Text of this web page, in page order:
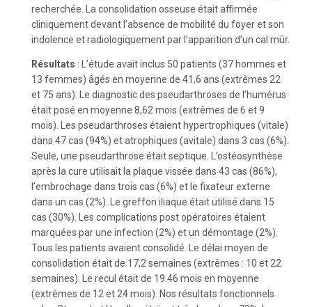
recherchée. La consolidation osseuse était affirmée
cliniquement devant l’absence de mobilité du foyer et son
indolence et radiologiquement par l’apparition d’un cal mûr.
Résultats : L’étude avait inclus 50 patients (37 hommes et
13 femmes) âgés en moyenne de 41,6 ans (extrêmes 22
et 75 ans). Le diagnostic des pseudarthroses de l’humérus
était posé en moyenne 8,62 mois (extrêmes de 6 et 9
mois). Les pseudarthroses étaient hypertrophiques (vitale)
dans 47 cas (94%) et atrophiques (avitale) dans 3 cas (6%).
Seule, une pseudarthrose était septique. L’ostéosynthèse
après la cure utilisait la plaque vissée dans 43 cas (86%),
l’embrochage dans trois cas (6%) et le fixateur externe
dans un cas (2%). Le greffon iliaque était utilisé dans 15
cas (30%). Les complications post opératoires étaient
marquées par une infection (2%) et un démontage (2%).
Tous les patients avaient consolidé. Le délai moyen de
consolidation était de 17,2 semaines (extrêmes : 10 et 22
semaines). Le recul était de 19.46 mois en moyenne
(extrêmes de 12 et 24 mois). Nos résultats fonctionnels